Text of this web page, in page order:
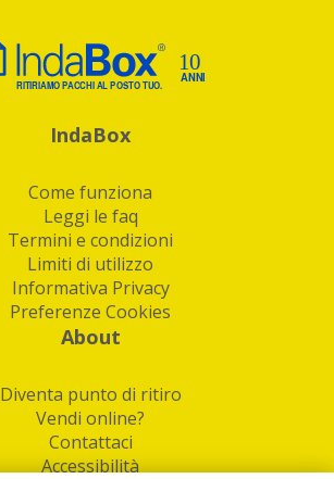
IndaBox
Come funziona
Leggi le faq
Termini e condizioni
Limiti di utilizzo
Informativa Privacy
Preferenze Cookies
About
Diventa punto di ritiro
Vendi online?
Contattaci
Accessibilità